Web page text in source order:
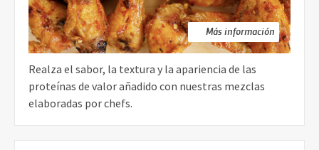
Más información
Realza el sabor, la textura y la apariencia de las
proteínas de valor añadido con nuestras mezclas
elaboradas por chefs.